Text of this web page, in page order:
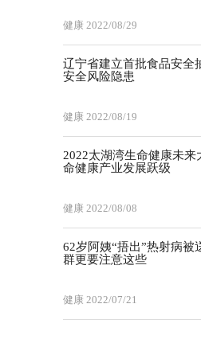
健康 2022/08/29
辽宁省建立首批食品安全
安全风险隐患
健康 2022/08/19
2022太湖湾生命健康未
命健康产业发展跃级
健康 2022/08/08
62岁阿姨“捂出”热射病被
群更要注意这些
健康 2022/07/21